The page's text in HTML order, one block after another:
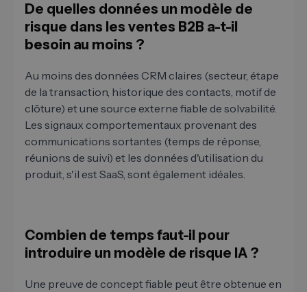
De quelles données un modèle de
risque dans les ventes B2B a-t-il
besoin au moins ?
Au moins des données CRM claires (secteur, étape
de la transaction, historique des contacts, motif de
clôture) et une source externe fiable de solvabilité.
Les signaux comportementaux provenant des
communications sortantes (temps de réponse,
réunions de suivi) et les données d'utilisation du
produit, s'il est SaaS, sont également idéales.
Combien de temps faut-il pour
introduire un modèle de risque IA ?
Une preuve de concept fiable peut être obtenue en